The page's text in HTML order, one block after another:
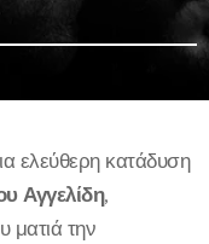
ελεύθερη κατάδυση
Αγγελίδη,
ματιά την